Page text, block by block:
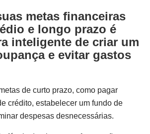
metas financeiras
e longo prazo é
inteligente de criar um
e evitar gastos
de curto prazo, como pagar
crédito, estabelecer um fundo de
despesas desnecessárias.